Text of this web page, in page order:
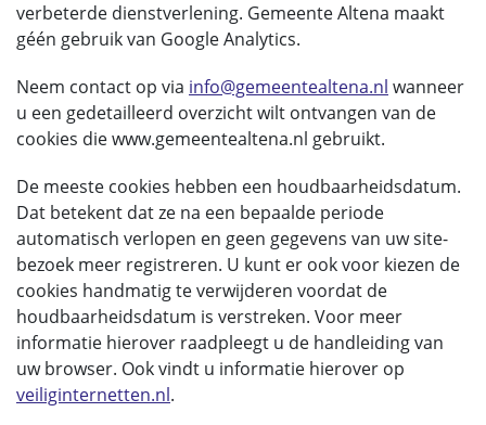
verbeterde dienstverlening. Gemeente Altena maakt
géén gebruik van Google Analytics.
Neem contact op via info@gemeentealtena.nl wanneer
u een gedetailleerd overzicht wilt ontvangen van de
cookies die www.gemeentealtena.nl gebruikt.
De meeste cookies hebben een houdbaarheidsdatum.
Dat betekent dat ze na een bepaalde periode
automatisch verlopen en geen gegevens van uw site-
bezoek meer registreren. U kunt er ook voor kiezen de
cookies handmatig te verwijderen voordat de
houdbaarheidsdatum is verstreken. Voor meer
informatie hierover raadpleegt u de handleiding van
uw browser. Ook vindt u informatie hierover op
veiliginternetten.nl.